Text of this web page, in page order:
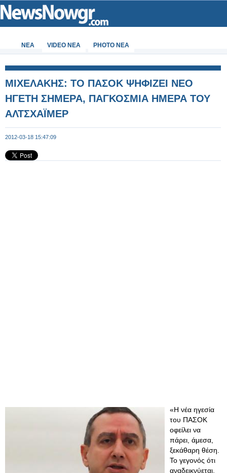
ΝΕΑ VIDEO NEA PHOTO NEA
MIXEΛΑΚΗΣ: ΤΟ ΠΑΣΟΚ ΨΗΦΙΖΕΙ ΝΕΟ
ΗΓΕΤΗ ΣΗΜΕΡΑ, ΠΑΓΚΟΣΜΙΑ ΗΜΕΡΑ ΤΟΥ
ΑΛΤΣΧΑΪΜΕΡ
2012-03-18 15:47:09
«Η νέα ηγεσία
του ΠΑΣΟΚ
οφείλει να
πάρει, άμεσα,
ξεκάθαρη θέση.
Το γεγονός ότι
αναδεικνύεται,